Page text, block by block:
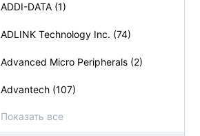
ADDI-DATA (1)
ADLINK Technology Inc. (74)
Advanced Micro Peripherals (2)
Advantech (107)
AdvantiX (64)
Показать все